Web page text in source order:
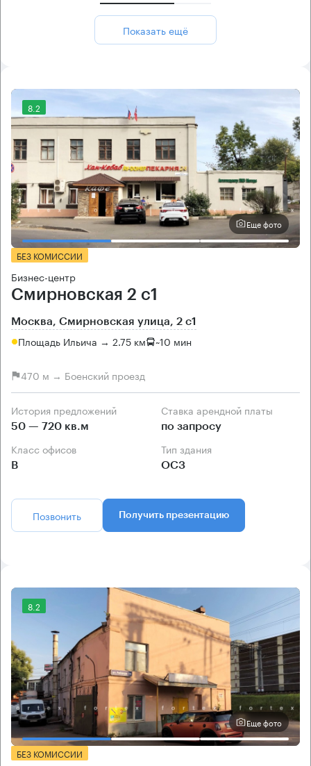
Показать ещё
8.2
Еще фото
БЕЗ КОМИССИИ
Бизнес-центр
Смирновская 2 с1
Москва, Смирновская улица, 2 с1
Площадь Ильича → 2.75 км ~10 мин
470 м → Боенский проезд
История предложений
50 — 720 кв.м
Ставка арендной платы
по запросу
Класс офисов
B
Тип здания
ОСЗ
Позвонить Получить презентацию
8.2
Еще фото
БЕЗ КОМИССИИ